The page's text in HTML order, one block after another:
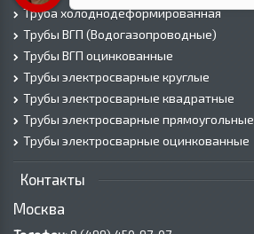
Труба холоднодеформированная
Трубы ВГП (Водогазопроводные)
Трубы ВГП оцинкованные
Трубы электросварные круглые
Трубы электросварные квадратные
Трубы электросварные прямоугольные
Трубы электросварные оцинкованные
Контакты
Москва